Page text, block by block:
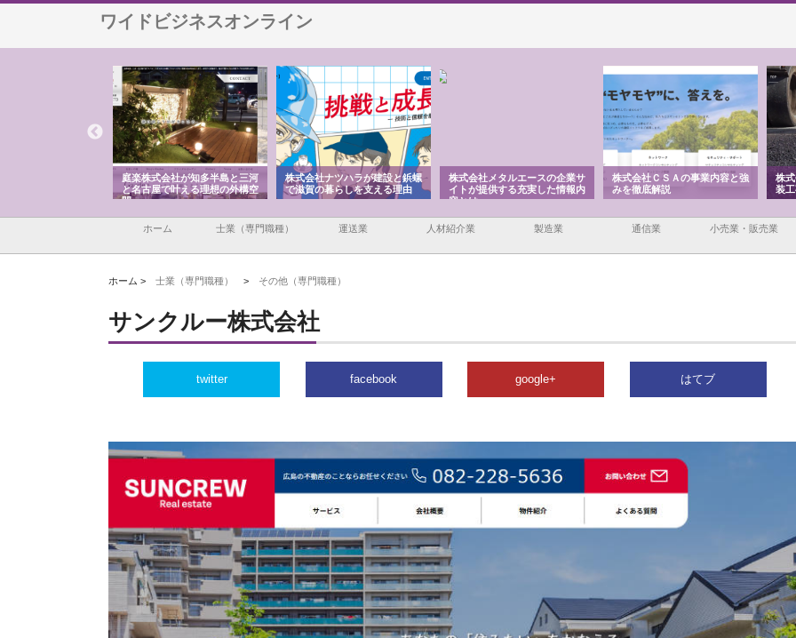
ワイドビジネスオンライン
庭楽株式会社が知多半島と三河
と名古屋で叶える理想の外構空
間
株式会社ナツハラが建設と鋲螺
で滋賀の暮らしを支える理由
株式会社メタルエースの企業サ
イトが提供する充実した情報内
容とは
株式会社ＣＳＡの事業内容と強
みを徹底解説
株
装
ホーム 士業（専門職種） 運送業 人材紹介業 製造業 通信業 小売業・販売業
ホーム > 士業（専門職種） > その他（専門職種）
サンクルー株式会社
twitter facebook google+ はてブ